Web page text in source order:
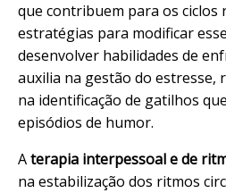
que contribuem para os ciclos
estratégias para modificar
desenvolver habilidades de
auxilia na gestão do estresse,
na identificação de gatilhos
episódios de humor.
Aterapia interpessoale de
na estabilização dos ritmos